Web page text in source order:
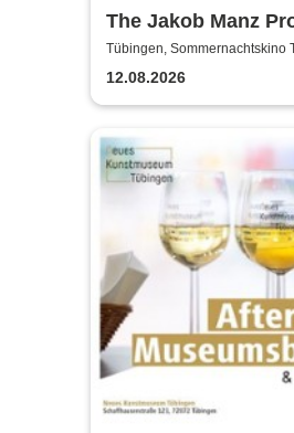
The Jakob Manz
Tübingen, Sommernachtskino
12.08.2026